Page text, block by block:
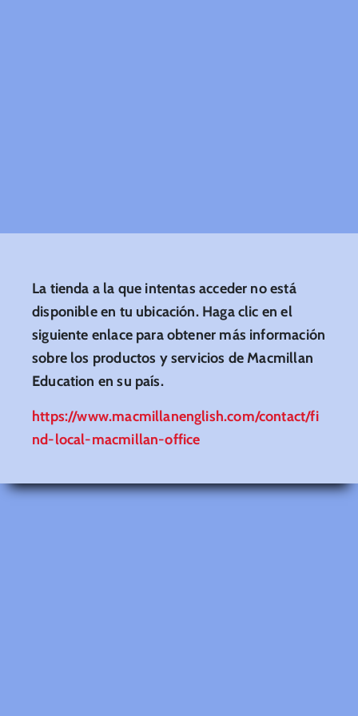
La tienda a la que intentas acceder no está
disponible en tu ubicación. Haga clic en el
siguiente enlace para obtener más información
sobre los productos y servicios de Macmillan
Education en su país.
https://www.macmillanenglish.com/contact/fi
nd-local-macmillan-office